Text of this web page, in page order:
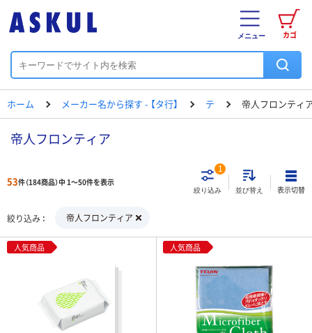
カゴ
メニュー
ホーム メーカー名から探す - 【タ行】 テ 帝人フロンティ
帝人フロンティア
53件（184商品）中 1～50件を表示
絞り込み
1
並び替え 表示切替
絞り込み 帝人フロンティア
人気商品 人気商品